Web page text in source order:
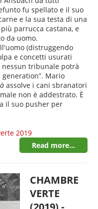
fu spellato e il suo
e la sua testa di una
parrucca castana, e
da uomo.
(distruggendo
e concetti usurati
nessun tribunale potrà
Mario
assolve i cani sbranatori
non è addestrato. È
il suo pusher per
2019
Read more...
CHAMBRE
VERTE